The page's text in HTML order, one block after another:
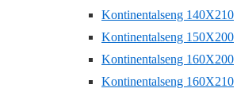
Kontinentalseng 140X210
Kontinentalseng 150X200
Kontinentalseng 160X200
Kontinentalseng 160X210